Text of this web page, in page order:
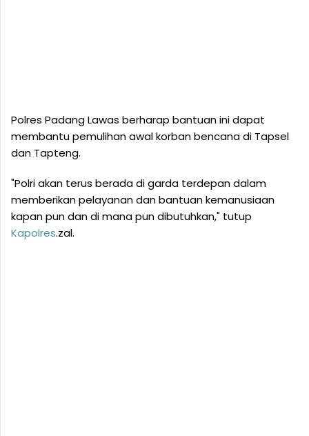
Polres Padang Lawas berharap bantuan ini dapat
membantu pemulihan awal korban bencana di Tapsel
dan Tapteng.
"Polri akan terus berada di garda terdepan dalam
memberikan pelayanan dan bantuan kemanusiaan
kapan pun dan di mana pun dibutuhkan," tutup
Kapolres.zal.